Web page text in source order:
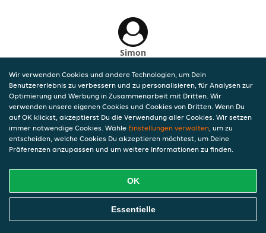
Simon
Sehr lecker!
Wir verwenden Cookies und andere Technologien, um Dein
Benutzererlebnis zu verbessern und zu personalisieren, für Analysen zur
Optimierung und Werbung in Zusammenarbeit mit Dritten. Wir
verwenden unsere eigenen Cookies und Cookies von Dritten. Wenn Du
auf OK klickst, akzeptierst Du die Verwendung aller Cookies. Wir setzen
immer notwendige Cookies. Wähle Einstellungen verwalten, um zu
entscheiden, welche Cookies Du akzeptieren möchtest, um Deine
Präferenzen anzupassen und um weitere Informationen zu finden.
OK
Essentielle